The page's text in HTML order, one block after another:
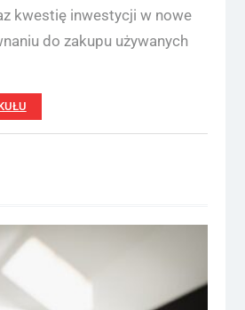
kwestię inwestycji w nowe
do zakupu używanych